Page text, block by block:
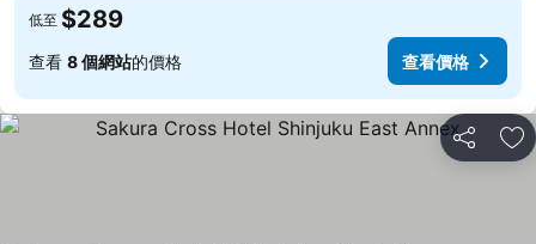
低至 $289
查看 8 個網站的價格 查看價格
分享 放